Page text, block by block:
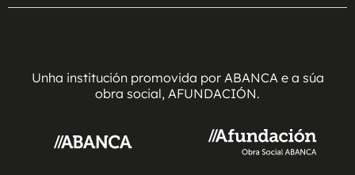
Unha institución promovida por ABANCA e a súa
obra social, AFUNDACIÓN.